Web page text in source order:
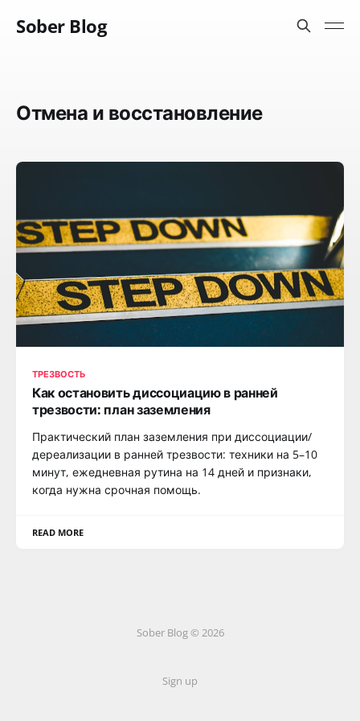
Sober Blog
Отмена и восстановление
ТРЕЗВОСТЬ
Как остановить диссоциацию в ранней
трезвости: план заземления
Практический план заземления при диссоциации/
дереализации в ранней трезвости: техники на 5–10
минут, ежедневная рутина на 14 дней и признаки,
когда нужна срочная помощь.
READ MORE
Sober Blog © 2026
Sign up